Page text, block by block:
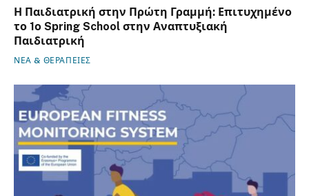
Η Παιδιατρική στην Πρώτη Γραμμή: Επιτυχημένο
το 1ο Spring School στην Αναπτυξιακή
Παιδιατρική
ΝΕΑ & ΘΕΡΑΠΕΙΕΣ